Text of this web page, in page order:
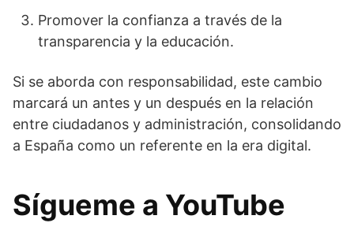
Promover la confianza a través de la
transparencia y la educación.
Si se aborda con responsabilidad, este cambio
marcará un antes y un después en la relación
entre ciudadanos y administración, consolidando
a España como un referente en la era digital.
Sígueme a YouTube